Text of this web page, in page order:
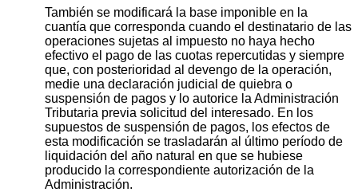
También se modificará la base imponible en la
cuantía que corresponda cuando el destinatario de las
operaciones sujetas al impuesto no haya hecho
efectivo el pago de las cuotas repercutidas y siempre
que, con posterioridad al devengo de la operación,
medie una declaración judicial de quiebra o
suspensión de pagos y lo autorice la Administración
Tributaria previa solicitud del interesado. En los
supuestos de suspensión de pagos, los efectos de
esta modificación se trasladarán al último período de
liquidación del año natural en que se hubiese
producido la correspondiente autorización de la
Administración.